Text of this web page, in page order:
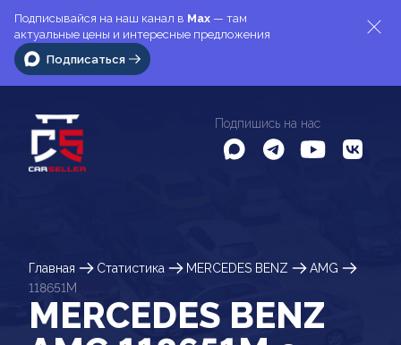
Подписывайся на наш канал в Max — там
актуальные цены и интересные предложения
Подписаться
Подпишись на нас
Главная Статистика MERCEDES BENZ
AMG
118651M
MERCEDES BENZ